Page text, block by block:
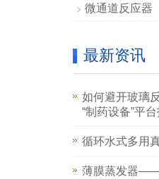
微通道反应器
最新资讯
如何避开玻璃
“制药设备”平
循环水式多用
薄膜蒸发器——